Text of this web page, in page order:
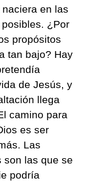
en las
¿Por
propósitos
tan bajo? Hay
de Jesús, y
llega
camino para
es ser
Las
son las que se
podría